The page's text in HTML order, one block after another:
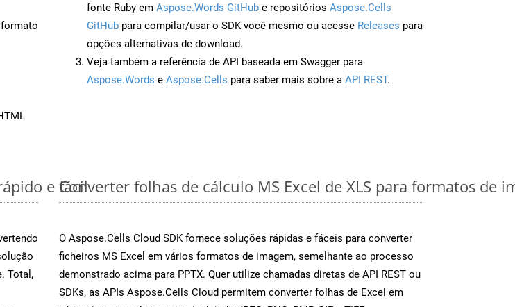
fonte Ruby em Aspose.Words GitHub e repositórios Aspose.Cells
GitHub para compilar/usar o SDK você mesmo ou acesse Releases para
opções alternativas de download.
Veja também a referência de API baseada em Swagger para
Aspose.Words e Aspose.Cells para saber mais sobre a API REST.
e fácil
Total,
Converter folhas de cálculo MS Excel de XLS para formatos de
O Aspose.Cells Cloud SDK fornece soluções rápidas e fáceis para converter
ficheiros MS Excel em vários formatos de imagem, semelhante ao processo
demonstrado acima para PPTX. Quer utilize chamadas diretas de API REST ou
SDKs, as APIs Aspose.Cells Cloud permitem converter folhas de Excel em